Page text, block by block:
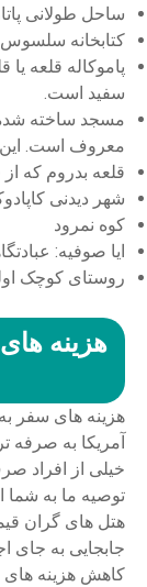
ساحل طولانی
کتابخانه
پاموکاله قلعه یا
سفید است.
مسجد ساخته
معروف است. این
قلعه بدروم که
شهر دیدنی
کوه نمرود
ایا صوفیه:
روستای کوچک
هزینه
هزینه های سفر
آمریکا به صرفه
خیلی از افراد
توصیه ما به شما
هتل های گران
جابجایی به
کاهش هزینه های